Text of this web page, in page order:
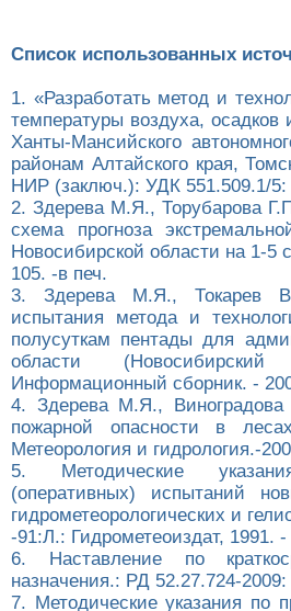
Список использованных
1. «Разработать метод и
температуры воздуха,
Ханты-Мансийского
районам Алтайского края,
НИР (заключ.): УДК 551.509.1/5:
2. Здерева М.Я., Торубарова
схема прогноза
Новосибирской области на 1-
105. -в печ.
3. Здерева М.Я., Токарев
испытания метода и
полусуткам пентады для
области
Информационный сборник. -
4. Здерева М.Я.,
пожарной опасности в
Метеорология и гидрология.-
5. Методические
(оперативных) испытаний
гидрометеорологических и
-91:Л.: Гидрометеоиздат, 1991. -
6. Наставление по
назначения.: РД 52.27.724-
7. Методические указания по